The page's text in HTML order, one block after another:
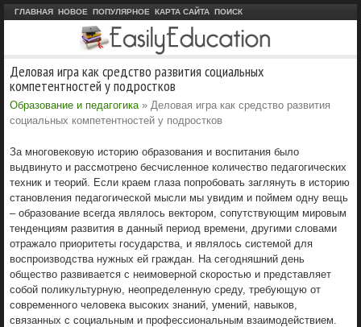
ГЛАВНАЯ НОВОЕ ПОПУЛЯРНОЕ КАРТА САЙТА ПОИСК
Деловая игра как средство развития социальных
компетентностей у подростков
Образование и педагогика » Деловая игра как средство развития
социальных компетентностей у подростков
За многовековую историю образования и воспитания было
выдвинуто и рассмотрено бесчисленное количество педагогических
техник и теорий. Если краем глаза попробовать заглянуть в историю
становления педагогической мысли мы увидим и поймем одну вещь
– образование всегда являлось вектором, сопутствующим мировым
тенденциям развития в данный период времени, другими словами
отражало приоритеты государства, и являлось системой для
воспроизводства нужных ей граждан. На сегодняшний день
общество развивается с неимоверной скоростью и представляет
собой поликультурную, неопределенную среду, требующую от
современного человека высоких знаний, умений, навыков,
связанных с социальным и профессиональным взаимодействием.